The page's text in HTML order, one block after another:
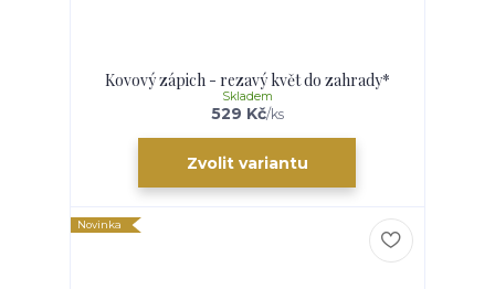
Kovový zápich - rezavý květ do zahrady*
529 Kč/ks
Skladem
Zvolit variantu
Novinka